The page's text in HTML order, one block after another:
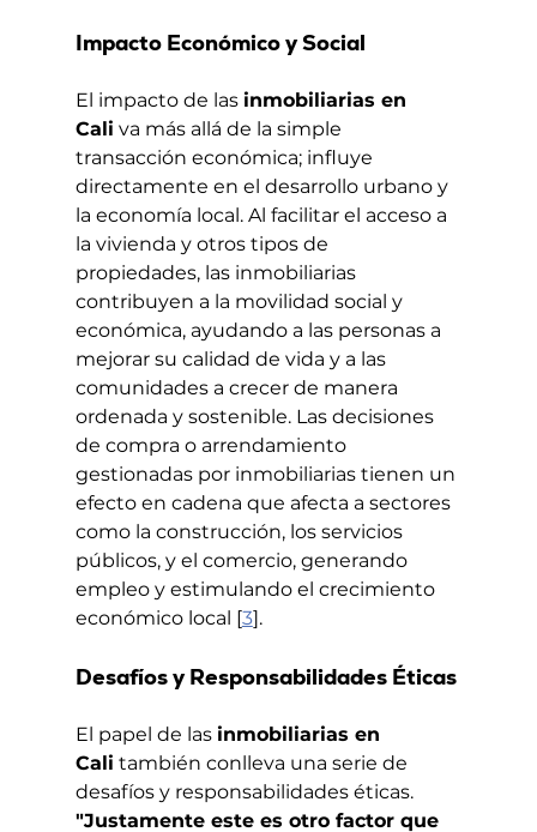
Impacto Económico y Social
El impacto de las inmobiliarias en
Cali va más allá de la simple
transacción económica; influye
directamente en el desarrollo urbano y
la economía local. Al facilitar el acceso a
la vivienda y otros tipos de
propiedades, las inmobiliarias
contribuyen a la movilidad social y
económica, ayudando a las personas a
mejorar su calidad de vida y a las
comunidades a crecer de manera
ordenada y sostenible. Las decisiones
de compra o arrendamiento
gestionadas por inmobiliarias tienen un
efecto en cadena que afecta a sectores
como la construcción, los servicios
públicos, y el comercio, generando
empleo y estimulando el crecimiento
económico local [3].
Desafíos y Responsabilidades Éticas
El papel de las inmobiliarias en
Cali también conlleva una serie de
desafíos y responsabilidades éticas.
"Justamente este es otro factor que